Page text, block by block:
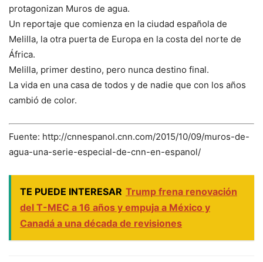
protagonizan Muros de agua.
Un reportaje que comienza en la ciudad española de
Melilla, la otra puerta de Europa en la costa del norte de
África.
Melilla, primer destino, pero nunca destino final.
La vida en una casa de todos y de nadie que con los años
cambió de color.
Fuente: http://cnnespanol.cnn.com/2015/10/09/muros-de-
agua-una-serie-especial-de-cnn-en-espanol/
TE PUEDE INTERESAR Trump frena renovación
del T-MEC a 16 años y empuja a México y
Canadá a una década de revisiones